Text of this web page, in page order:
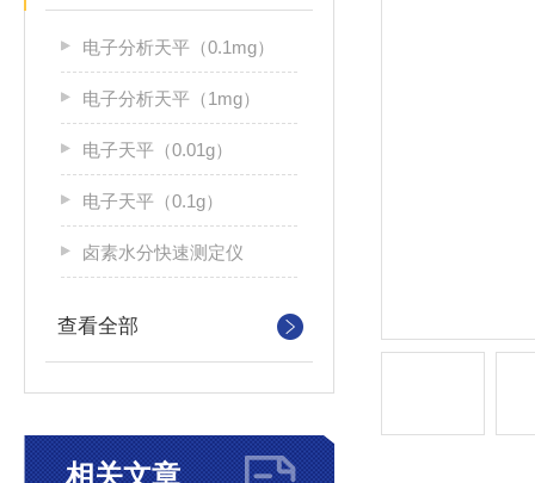
电子分析天平（0.1mg）
电子分析天平（1mg）
电子天平（0.01g）
电子天平（0.1g）
卤素水分快速测定仪
查看全部
相关文章